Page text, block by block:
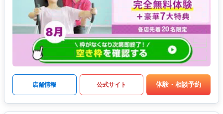
店舗情報 公式サイト 体験・相談予約